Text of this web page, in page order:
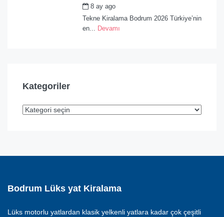
8 ay ago
Tekne Kiralama Bodrum 2026 Türkiye’nin
en... Devamı
Kategoriler
Bodrum Lüks yat Kiralama
Lüks motorlu yatlardan klasik yelkenli yatlara kadar çok çeşitli